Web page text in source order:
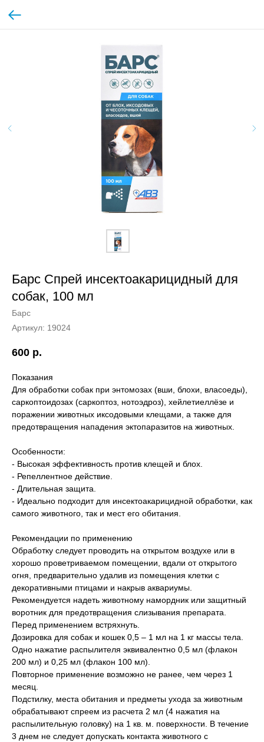
Барс Спрей инсектоакарицидный для
собак, 100 мл
Барс
Артикул: 19024
600 р.
Показания
Для обработки собак при энтомозах (вши, блохи, власоеды),
саркоптоидозах (саркоптоз, нотоэдроз), хейлетиеллёзе и
поражении животных иксодовыми клещами, а также для
предотвращения нападения эктопаразитов на животных.
Особенности:
- Высокая эффективность против клещей и блох.
- Репеллентное действие.
- Длительная защита.
- Идеально подходит для инсектоакарицидной обработки, как
самого животного, так и мест его обитания.
Рекомендации по применению
Обработку следует проводить на открытом воздухе или в
хорошо проветриваемом помещении, вдали от открытого
огня, предварительно удалив из помещения клетки с
декоративными птицами и накрыв аквариумы.
Рекомендуется надеть животному намордник или защитный
воротник для предотвращения слизывания препарата.
Перед применением встряхнуть.
Дозировка для собак и кошек 0,5 – 1 мл на 1 кг массы тела.
Одно нажатие распылителя эквивалентно 0,5 мл (флакон
200 мл) и 0,25 мл (флакон 100 мл).
Повторное применение возможно не ранее, чем через 1
месяц.
Подстилку, места обитания и предметы ухода за животным
обрабатывают спреем из расчета 2 мл (4 нажатия на
распылительную головку) на 1 кв. м. поверхности. В течение
3 днем не следует допускать контакта животного с